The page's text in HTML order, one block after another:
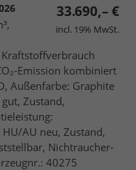
33.690,– €
incl. 19% MwSt.
Emission kombiniert
Außenfarbe: Graphite
Zustand,
AU neu, Zustand,
Nichtraucher-
40275